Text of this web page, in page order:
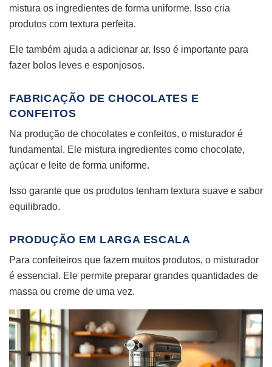
mistura os ingredientes de forma uniforme. Isso cria
produtos com textura perfeita.
Ele também ajuda a adicionar ar. Isso é importante para
fazer bolos leves e esponjosos.
FABRICAÇÃO DE CHOCOLATES E
CONFEITOS
Na produção de chocolates e confeitos, o misturador é
fundamental. Ele mistura ingredientes como chocolate,
açúcar e leite de forma uniforme.
Isso garante que os produtos tenham textura suave e sabor
equilibrado.
PRODUÇÃO EM LARGA ESCALA
Para confeiteiros que fazem muitos produtos, o misturador
é essencial. Ele permite preparar grandes quantidades de
massa ou creme de uma vez.